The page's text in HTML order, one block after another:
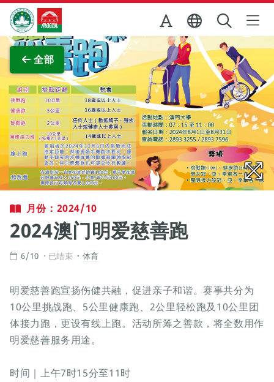
跳至主内容
澳门特别行政区政府旅游局
全部
查看原图
月份：2024/10
2024澳门明爱慈善跑
6/10 已结束 体育
明爱慈善跑宣扬伤健共融，促进亲子和谐。赛事共分为
10公里挑战跑、5公里健康跑、2公里轻松跑及10公里团
体接力跑，更设有线上跑。活动所筹之善款，将全数用作
明爱慈善服务用途。
时间｜上午7时15分至11时